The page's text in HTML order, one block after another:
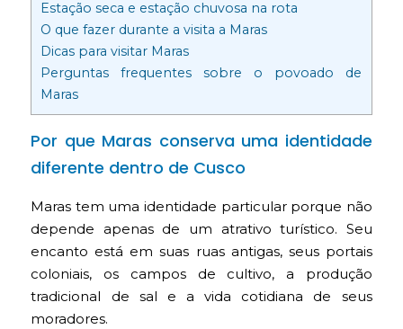
Estação seca e estação chuvosa na rota
O que fazer durante a visita a Maras
Dicas para visitar Maras
Perguntas frequentes sobre o povoado de
Maras
Por que Maras conserva uma identidade
diferente dentro de Cusco
Maras tem uma identidade particular porque não
depende apenas de um atrativo turístico. Seu
encanto está em suas ruas antigas, seus portais
coloniais, os campos de cultivo, a produção
tradicional de sal e a vida cotidiana de seus
moradores.